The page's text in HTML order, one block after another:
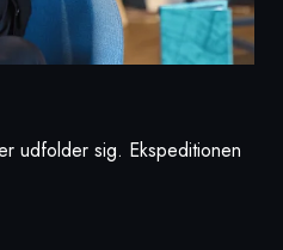
udfolder sig. Ekspeditionen